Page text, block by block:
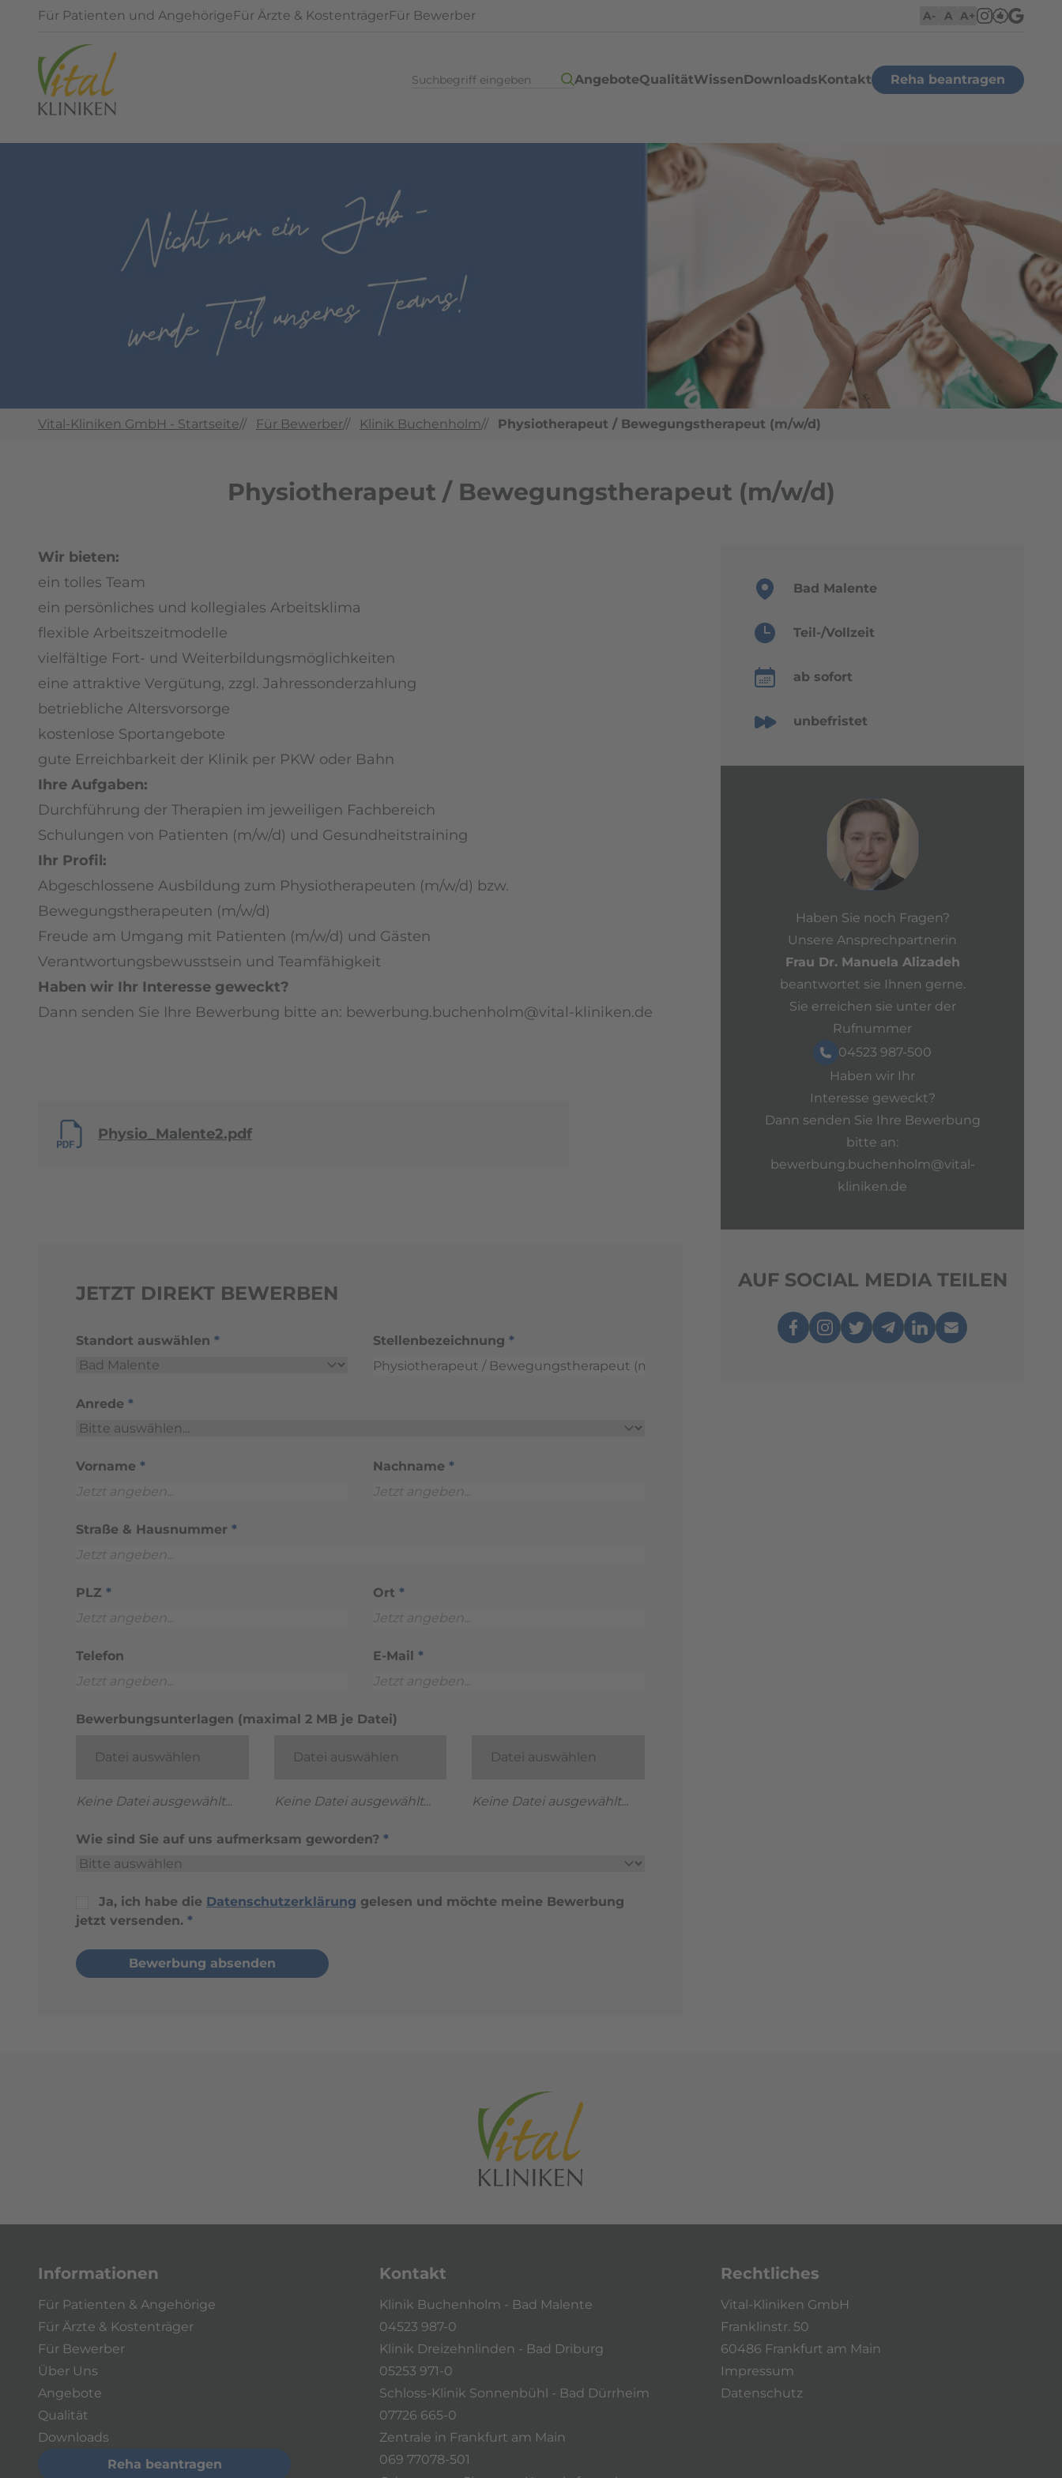
Für Patienten und AngehörigeFür Ärzte & KostenträgerFür Bewerber A- A A+
AngeboteQualitätWissenDownloadsKontakt Reha beantragen
Vital-Kliniken GmbH - Startseite// Für Bewerber// Klinik Buchenholm// Physiotherapeut / Bewegungstherapeut (m/w/d)
Physiotherapeut / Bewegungstherapeut (m/w/d)
Wir bieten:
ein tolles Team
ein persönliches und kollegiales Arbeitsklima
flexible Arbeitszeitmodelle
vielfältige Fort- und Weiterbildungsmöglichkeiten
eine attraktive Vergütung, zzgl. Jahressonderzahlung
betriebliche Altersvorsorge
kostenlose Sportangebote
gute Erreichbarkeit der Klinik per PKW oder Bahn
Ihre Aufgaben:
Durchführung der Therapien im jeweiligen Fachbereich
Schulungen von Patienten (m/w/d) und Gesundheitstraining
Ihr Profil:
Abgeschlossene Ausbildung zum Physiotherapeuten (m/w/d) bzw.
Bewegungstherapeuten (m/w/d)
Freude am Umgang mit Patienten (m/w/d) und Gästen
Verantwortungsbewusstsein und Teamfähigkeit
Haben wir Ihr Interesse geweckt?
Dann senden Sie Ihre Bewerbung bitte an: bewerbung.buchenholm@vital-kliniken.de
Physio_Malente2.pdf
JETZT DIREKT BEWERBEN
Standort auswählen * Stellenbezeichnung *
Anrede *
Vorname * Nachname *
Straße & Hausnummer *
PLZ * Ort *
Telefon E-Mail *
Bewerbungsunterlagen (maximal 2 MB je Datei)
Datei auswählen
Keine Datei ausgewählt...
Datei auswählen
Keine Datei ausgewählt...
Datei auswählen
Keine Datei ausgewählt...
Wie sind Sie auf uns aufmerksam geworden? *
Ja, ich habe die Datenschutzerklärung gelesen und möchte meine Bewerbung
jetzt versenden. *
Bewerbung absenden
Bad Malente
Teil-/Vollzeit
ab sofort
unbefristet
Haben Sie noch Fragen?
Unsere Ansprechpartnerin
Frau Dr. Manuela Alizadeh
beantwortet sie Ihnen gerne.
Sie erreichen sie unter der
Rufnummer
04523 987-500
Haben wir Ihr
Interesse geweckt?
Dann senden Sie Ihre Bewerbung
bitte an:
bewerbung.buchenholm@vital-
kliniken.de
AUF SOCIAL MEDIA TEILEN
Informationen
Für Patienten & Angehörige
Für Ärzte & Kostenträger
Für Bewerber
Über Uns
Angebote
Qualität
Downloads
Reha beantragen
Kontakt
Klinik Buchenholm - Bad Malente
04523 987-0
Klinik Dreizehnlinden - Bad Driburg
05253 971-0
Schloss-Klinik Sonnenbühl - Bad Dürrheim
07726 665-0
Zentrale in Frankfurt am Main
069 77078-501
Rechtliches
Vital-Kliniken GmbH
Franklinstr. 50
60486 Frankfurt am Main
Impressum
Datenschutz